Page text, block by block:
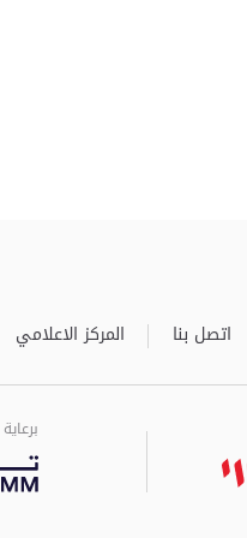
اتصل بنا المركز الاعلامي
برعاية
برعاية